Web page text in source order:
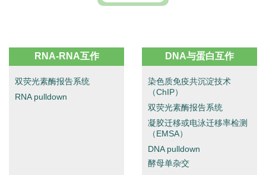
RNA-RNA互作
双荧光素酶报告系统
RNA pulldown
DNA与蛋⽩互作
染⾊质免疫共沉淀技术
（ChIP）
双荧光素酶报告系统
凝胶迁移或电泳迁移率检测
（EMSA）
DNA pulldown
酵母单杂交